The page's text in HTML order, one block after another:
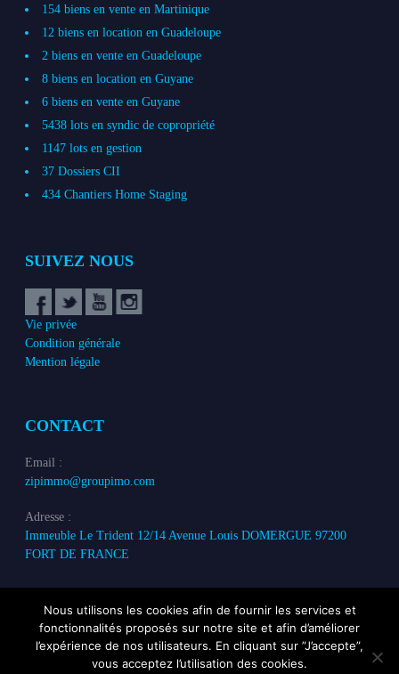
154 biens en vente en Martinique
12 biens en location en Guadeloupe
2 biens en vente en Guadeloupe
8 biens en location en Guyane
6 biens en vente en Guyane
5438 lots en syndic de copropriété
1147 lots en gestion
37 Dossiers CII
434 Chantiers Home Staging
SUIVEZ NOUS
Vie privée
Condition générale
Mention légale
CONTACT
Email :
zipimmo@groupimo.com
Adresse :
Immeuble Le Trident 12/14 Avenue Louis DOMERGUE 97200
FORT DE FRANCE
Nous utilisons les cookies afin de fournir les services et
fonctionnalités proposés sur notre site et afin d’améliorer
l’expérience de nos utilisateurs. En cliquant sur ”J’accepte”,
vous acceptez l’utilisation des cookies.